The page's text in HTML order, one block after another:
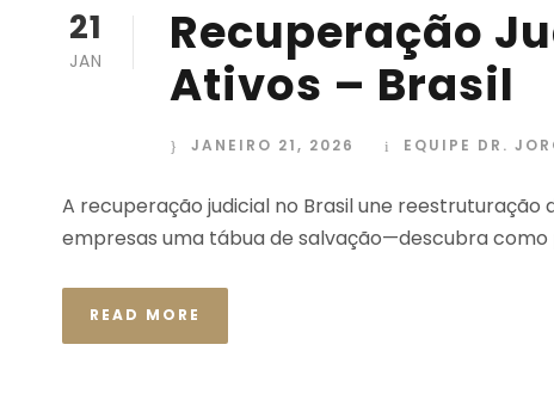
21
JAN
Recuperação
Ativos – Brasil
JANEIRO 21, 2026 EQUIPE DR.
A recuperação judicial no Brasil une
empresas uma tábua de salvação—descubra
READ MORE